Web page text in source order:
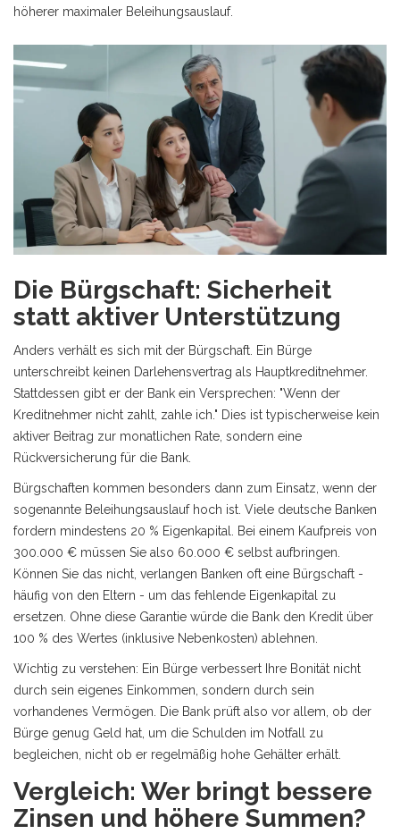
höherer maximaler Beleihungsauslauf.
Die Bürgschaft: Sicherheit
statt aktiver Unterstützung
Anders verhält es sich mit der Bürgschaft . Ein Bürge
unterschreibt keinen Darlehensvertrag als Hauptkreditnehmer.
Stattdessen gibt er der Bank ein Versprechen: "Wenn der
Kreditnehmer nicht zahlt, zahle ich." Dies ist typischerweise kein
aktiver Beitrag zur monatlichen Rate, sondern eine
Rückversicherung für die Bank.
Bürgschaften kommen besonders dann zum Einsatz, wenn der
sogenannte Beleihungsauslaufhoch ist. Viele deutsche Banken
fordern mindestens 20 % Eigenkapital. Bei einem Kaufpreis von
300.000 € müssen Sie also 60.000 € selbst aufbringen.
Können Sie das nicht, verlangen Banken oft eine Bürgschaft -
häufig von den Eltern - um das fehlende Eigenkapital zu
ersetzen. Ohne diese Garantie würde die Bank den Kredit über
100 % des Wertes (inklusive Nebenkosten) ablehnen.
Wichtig zu verstehen: Ein Bürge verbessert Ihre Bonität nicht
durch sein eigenes Einkommen, sondern durch sein
vorhandenes Vermögen. Die Bank prüft also vor allem, ob der
Bürge genug Geld hat, um die Schulden im Notfall zu
begleichen, nicht ob er regelmäßig hohe Gehälter erhält.
Vergleich: Wer bringt bessere
Zinsen und höhere Summen?